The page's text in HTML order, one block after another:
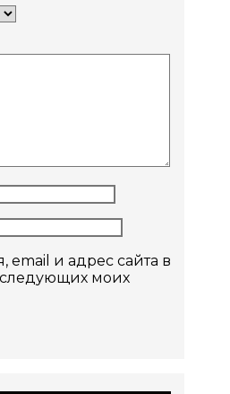
email и адрес сайта в
моих